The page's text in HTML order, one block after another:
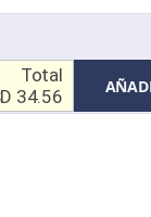
Total
34.56